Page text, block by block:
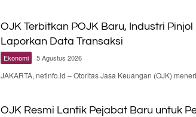
OJK Terbitkan POJK Baru, Industri Pinjol
Laporkan Data Transaksi
Ekonomi 5 Agustus 2026
JAKARTA, netinfo.id – Otoritas Jasa Keuangan (OJK)
OJK Resmi Lantik Pejabat Baru untuk